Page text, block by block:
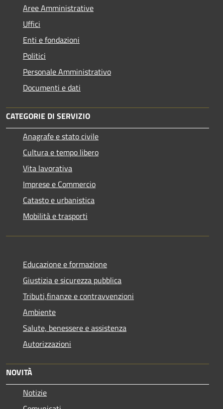
Aree Amministrative
Uffici
Enti e fondazioni
Politici
Personale Amministrativo
Documenti e dati
CATEGORIE DI SERVIZIO
Anagrafe e stato civile
Cultura e tempo libero
Vita lavorativa
Imprese e Commercio
Catasto e urbanistica
Mobilità e trasporti
Educazione e formazione
Giustizia e sicurezza pubblica
Tributi,finanze e contravvenzioni
Ambiente
Salute, benessere e assistenza
Autorizzazioni
NOVITÀ
Notizie